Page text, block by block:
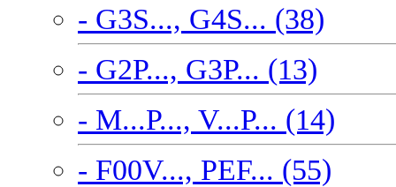
- G3S..., G4S... (38)
- G2P..., G3P... (13)
- M...P..., V...P... (14)
- F00V..., PEF... (55)